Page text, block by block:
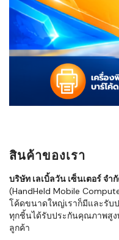
สินค้าของเรา
บริษัท เลเบิ้ลวัน เซ็นเตอร์ จำ
(HandHeld Mobile
โค้ดขนาดใหญ่เราก็มีและรับ
ทุกชิ้นได้รับประกันคุณภาพสูง
ลูกค้า